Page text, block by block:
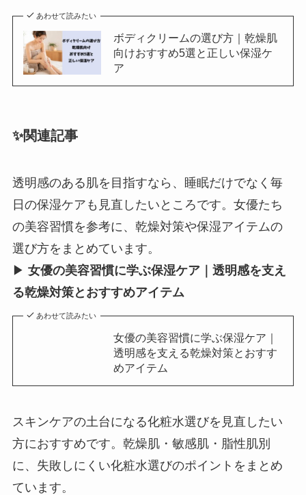
あわせて読みたい
ボディクリームの選び方｜乾燥肌
向けおすすめ5選と正しい保湿ケ
ア
✨関連記事
透明感のある肌を目指すなら、睡眠だけでなく毎
日の保湿ケアも見直したいところです。女優たち
の美容習慣を参考に、乾燥対策や保湿アイテムの
選び方をまとめています。
▶ 女優の美容習慣に学ぶ保湿ケア｜透明感を支え
る乾燥対策とおすすめアイテム
あわせて読みたい
女優の美容習慣に学ぶ保湿ケア｜
透明感を支える乾燥対策とおすす
めアイテム
スキンケアの土台になる化粧水選びを見直したい
方におすすめです。乾燥肌・敏感肌・脂性肌別
に、失敗しにくい化粧水選びのポイントをまとめ
ています。